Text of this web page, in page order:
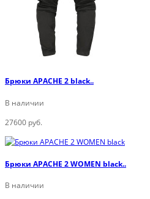
Брюки APACHE 2 black..
В наличии
27600 руб.
Брюки APACHE 2 WOMEN black..
В наличии